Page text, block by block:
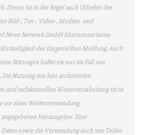
Dieser ist in der Regel auch Urheber des
Bild-, Ton-, Video-, Medien- und
News Network GmbH übernimmt keine
der dargestellten Meldung. Auch
Störungen haftet sie nur im Fall von
Die Nutzung von hier archivierten
und redaktionellen Weiterverarbeitung ist in
vor einer Weiterverwendung
Herausgeber. Eine
sowie die Verwendung auch von Teilen